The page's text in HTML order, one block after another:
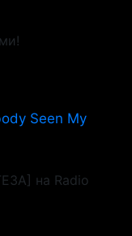
Seen My
на Radio